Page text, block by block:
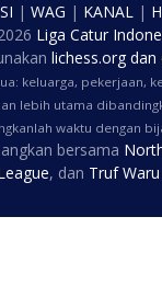
| WAG | KANAL|
Liga Catur
lichess.orgdan
keluarga, pekerjaan,
lebih utama
waktu dengan
bersama
, dan Truf